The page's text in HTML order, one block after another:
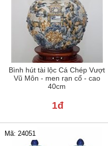
Bình hút tài lộc Cá Chép Vượt
Vũ Môn - men rạn cổ - cao
40cm
1đ
Mã: 24051